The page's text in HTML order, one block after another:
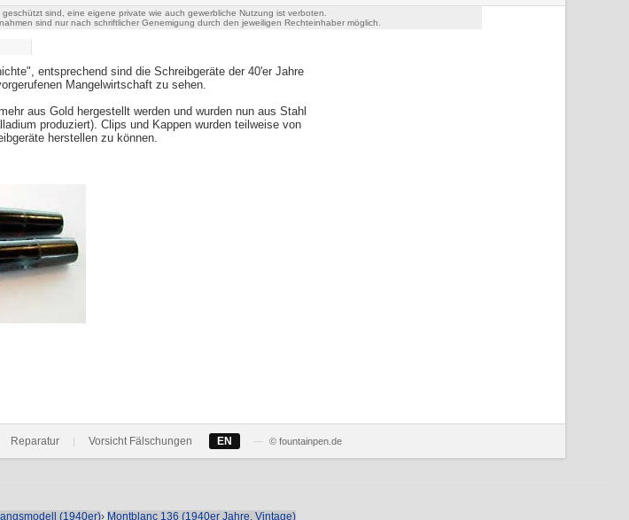
sind, eine eigene private wie auch gewerbliche Nutzung ist verboten.
sind nur nach schriftlicher Genemigung durch den jeweiligen Rechteinhaber möglich.
entsprechend sind die Schreibgeräte der 40'er Jahre
Mangelwirtschaft zu sehen.
aus Gold hergestellt werden und wurden nun aus Stahl
produziert). Clips und Kappen wurden teilweise von
herstellen zu können.
Reparatur | Vorsicht Fälschungen EN — © fountainpen.de
(1940er)› Montblanc 136 (1940er Jahre, Vintage)